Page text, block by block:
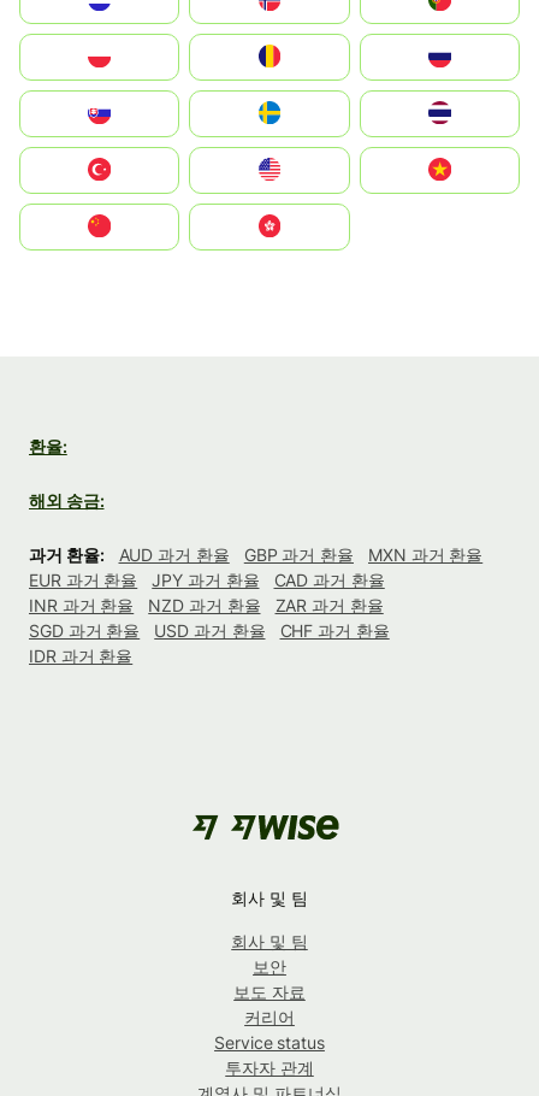
United States
中國香港特別行政區
환율:
해외 송금:
과거 환율: AUD 과거 환율 GBP 과거 환율
MXN 과거 환율
EUR 과거 환율
JPY 과거 환율
CAD 과거 환율
INR 과거 환율
NZD 과거 환율
ZAR 과거 환율
SGD 과거 환율
USD 과거 환율
CHF 과거 환율
IDR 과거 환율
회사 및 팀
회사 및 팀
보안
보도 자료
커리어
Service status
투자자 관계